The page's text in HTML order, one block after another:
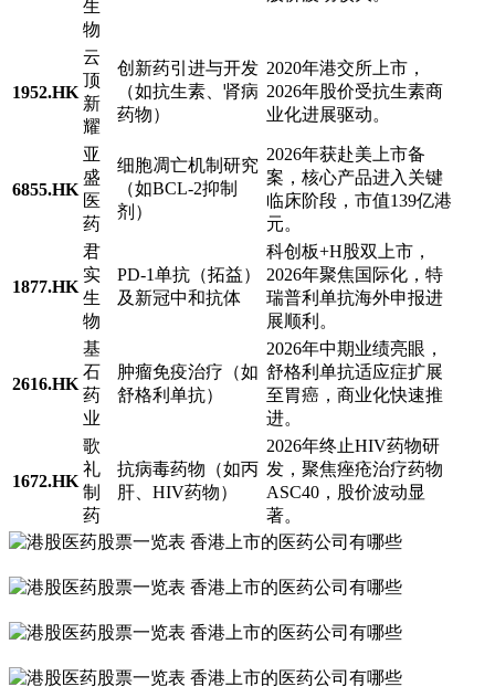
生
物
1952.HK
云
顶
新
耀
创新药引进与开发
（如抗生素、肾病
药物）
2020年港交所上市，
2026年股价受抗生素商
业化进展驱动。
6855.HK
亚
盛
医
药
细胞凋亡机制研究
（如BCL-2抑制
剂）
2026年获赴美上市备
案，核心产品进入关键
临床阶段，市值139亿港
元。
1877.HK
君
实
生
物
PD-1单抗（拓益）
及新冠中和抗体
科创板+H股双上市，
2026年聚焦国际化，特
瑞普利单抗海外申报进
展顺利。
2616.HK
基
石
药
业
肿瘤免疫治疗（如
舒格利单抗）
2026年中期业绩亮眼，
舒格利单抗适应症扩展
至胃癌，商业化快速推
进。
1672.HK
歌
礼
制
药
抗病毒药物（如丙
肝、HIV药物）
2026年终止HIV药物研
发，聚焦痤疮治疗药物
ASC40，股价波动显
著。